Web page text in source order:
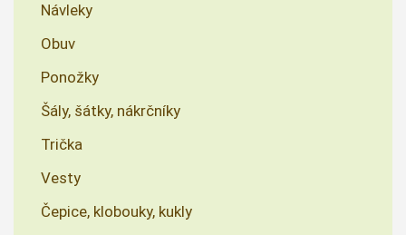
Návleky
Obuv
Ponožky
Šály, šátky, nákrčníky
Trička
Vesty
Čepice, klobouky, kukly